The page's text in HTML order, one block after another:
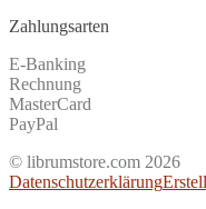
Zahlungsarten
E-Banking
Rechnung
MasterCard
PayPal
© librumstore.com 2026
Datenschutzerklärung